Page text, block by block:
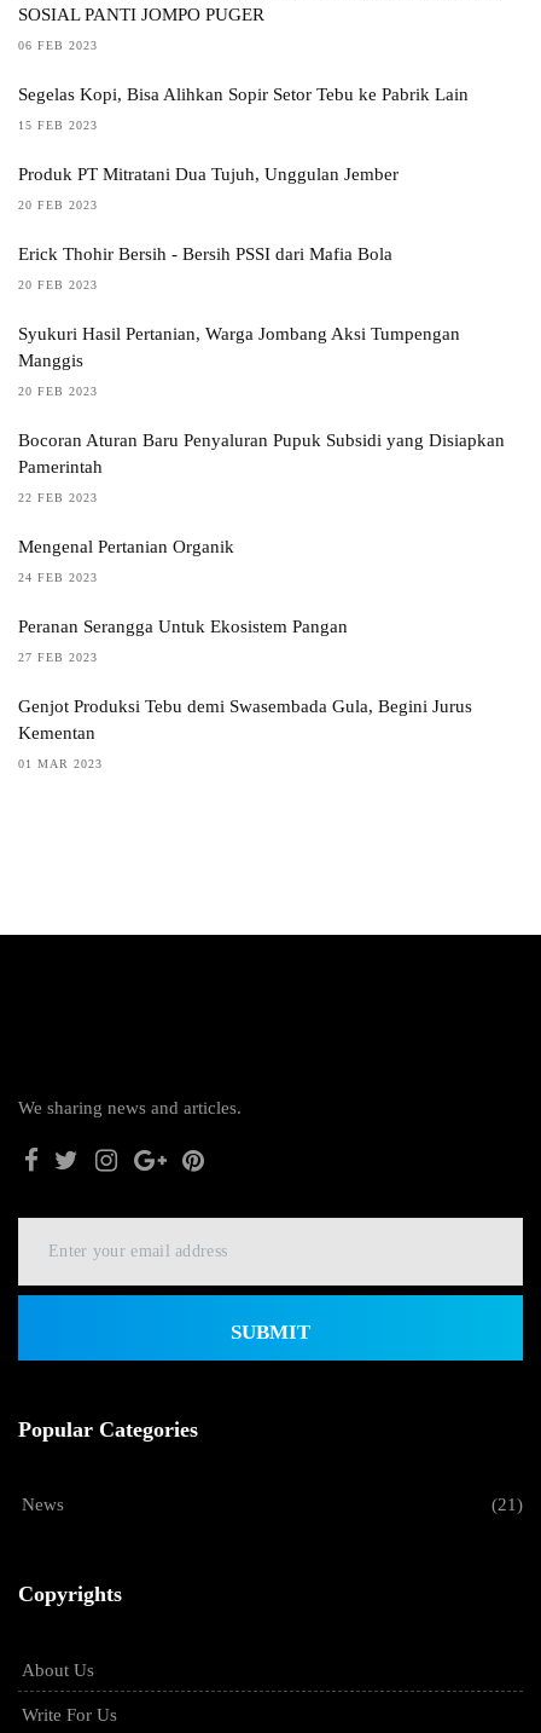
SOSIAL PANTI JOMPO PUGER
06 FEB 2023
Segelas Kopi, Bisa Alihkan Sopir Setor Tebu ke Pabrik Lain
15 FEB 2023
Produk PT Mitratani Dua Tujuh, Unggulan Jember
20 FEB 2023
Erick Thohir Bersih - Bersih PSSI dari Mafia Bola
20 FEB 2023
Syukuri Hasil Pertanian, Warga Jombang Aksi Tumpengan
Manggis
20 FEB 2023
Bocoran Aturan Baru Penyaluran Pupuk Subsidi yang Disiapkan
Pamerintah
22 FEB 2023
Mengenal Pertanian Organik
24 FEB 2023
Peranan Serangga Untuk Ekosistem Pangan
27 FEB 2023
Genjot Produksi Tebu demi Swasembada Gula, Begini Jurus
Kementan
01 MAR 2023
We sharing news and articles.
SUBMIT
Popular Categories
News (21)
Copyrights
About Us
Write For Us